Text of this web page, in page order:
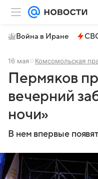
Война в Иране
16 мая Комсомольская
Пермяков
вечерний
ночи»
В нем впервые